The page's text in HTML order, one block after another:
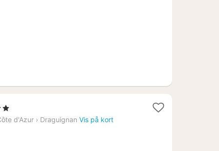
d'Azur › Draguignan Vis på kort